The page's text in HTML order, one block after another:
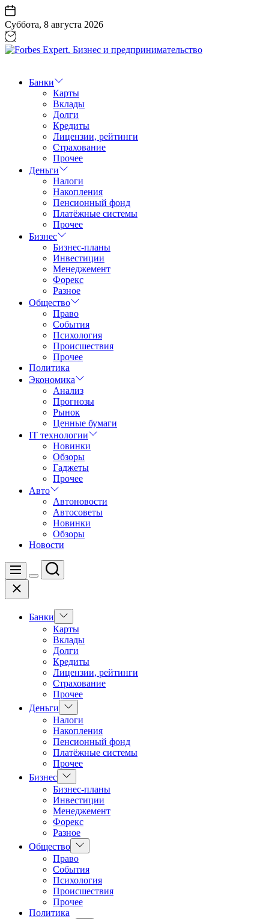
Перейти
к
содержанию
Суббота, 8 августа 2026
Бизнес
предпринимательство
Банки
Карты
Вклады
Долги
Кредиты
Лицензии, рейтинги
Страхование
Прочее
Деньги
Налоги
Накопления
Пенсионный фонд
Платёжные системы
Прочее
Бизнес
Бизнес-планы
Инвестиции
Менеджемент
Форекс
Разное
Общество
Право
События
Психология
Происшествия
Прочее
Политика
Экономика
Анализ
Прогнозы
Рынок
Ценные бумаги
IT технологии
Новинки
Обзоры
Гаджеты
Прочее
Авто
Автоновости
Автосоветы
Новинки
Обзоры
Новости
Меню
Цвет
Поиск
Закрыть
Банки
Показать
подменю
Карты
Вклады
Долги
Кредиты
Лицензии, рейтинги
Страхование
Прочее
Деньги
Показать
подменю
Налоги
Накопления
Пенсионный фонд
Платёжные системы
Прочее
Бизнес Показать
подменю
Бизнес-планы
Инвестиции
Менеджемент
Форекс
Разное
Общество Показать
подменю
Право
События
Психология
Происшествия
Прочее
Политика